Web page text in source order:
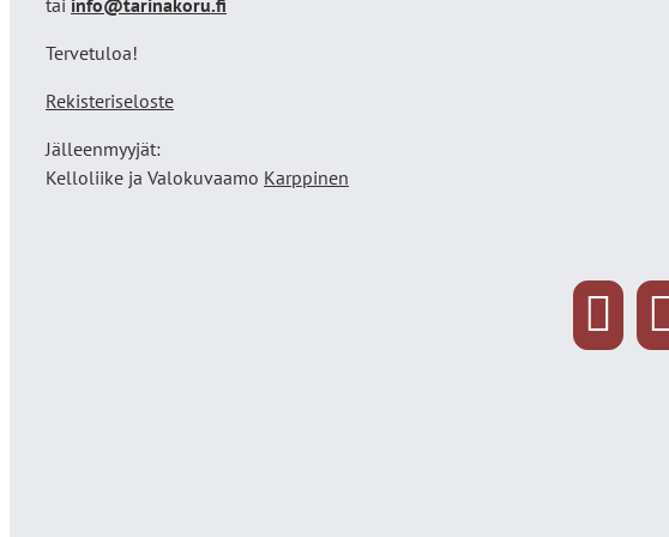
tai info@tarinakoru.fi
Tervetuloa!
Rekisteriseloste
Jälleenmyyjät:
Kelloliike ja Valokuvaamo Karppinen